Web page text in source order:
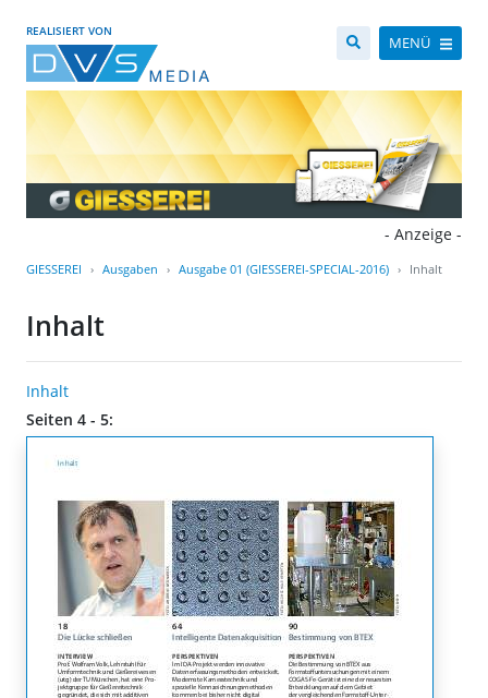
REALISIERT VON
MENÜ
- Anzeige -
GIESSEREI Ausgaben Ausgabe 01 (GIESSEREI-SPECIAL-2016) Inhalt
Inhalt
Inhalt
Seiten 4 - 5: